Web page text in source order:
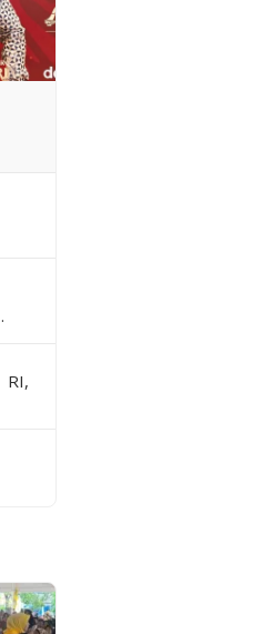
HUT Ke-81 RI,
Takalar Gandeng UTD
Takalar Gelar Donor
RI,